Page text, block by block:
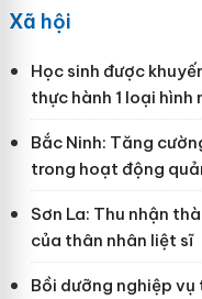
Xã hội
Học sinh được
thực hành 1 loại hình
Bắc Ninh: Tăng
trong hoạt động
Sơn La: Thu nhận
của thân nhân liệt sĩ
Bồi dưỡng nghiệp